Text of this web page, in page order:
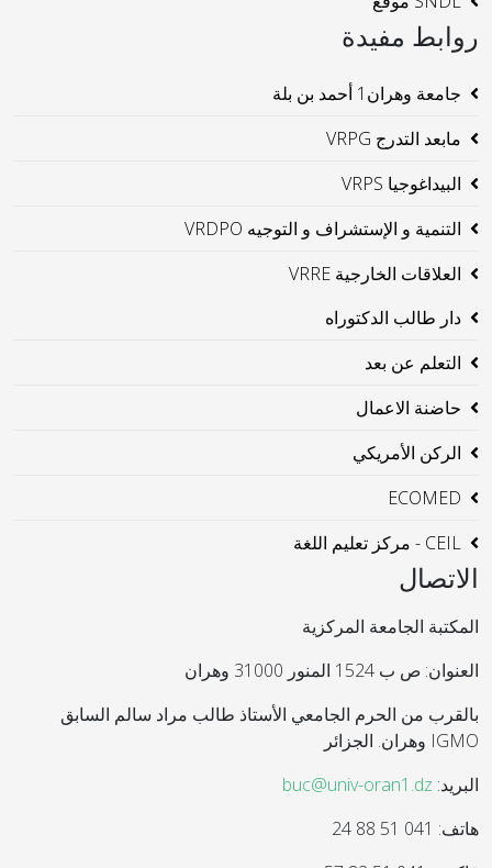
روابط مفيدة
جامعة وهران1 أحمد بن بلة
مابعد التدرج VRPG
البيداغوجيا VRPS
التنمية و الإستشراف و التوجيه VRDPO
العلاقات الخارجية VRRE
دار طالب الدكتوراه
التعلم عن بعد
حاضنة الاعمال
الركن الأمريكي
ECOMED
CEIL - مركز تعليم اللغة
الاتصال
المكتبة الجامعة المركزية
العنوان: ص ب 1524 المنور 31000 وهران
بالقرب من الحرم الجامعي الأستاذ طالب مراد سالم السابق
IGMO وهران. الجزائر
البريد: buc@univ-oran1.dz
هاتف: 041 51 88 24